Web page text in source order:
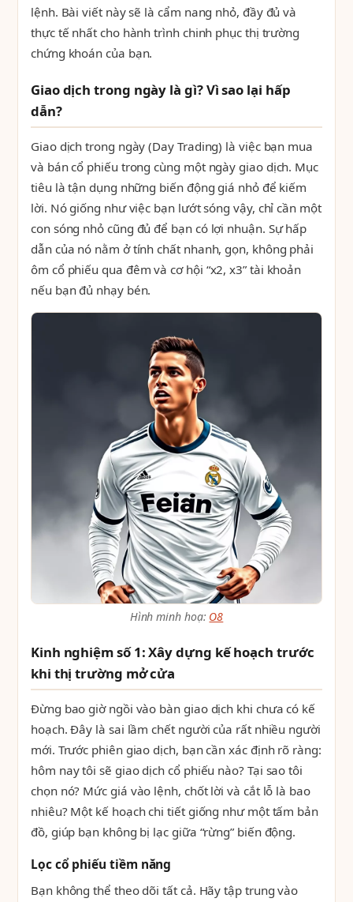
lệnh. Bài viết này sẽ là cẩm nang nhỏ, đầy đủ và
thực tế nhất cho hành trình chinh phục thị trường
chứng khoán của bạn.
Giao dịch trong ngày là gì? Vì sao lại hấp
dẫn?
Giao dịch trong ngày (Day Trading) là việc bạn mua
và bán cổ phiếu trong cùng một ngày giao dịch. Mục
tiêu là tận dụng những biến động giá nhỏ để kiếm
lời. Nó giống như việc bạn lướt sóng vậy, chỉ cần một
con sóng nhỏ cũng đủ để bạn có lợi nhuận. Sự hấp
dẫn của nó nằm ở tính chất nhanh, gọn, không phải
ôm cổ phiếu qua đêm và cơ hội “x2, x3” tài khoản
nếu bạn đủ nhạy bén.
Hình minh hoạ: O8
Kinh nghiệm số 1: Xây dựng kế hoạch trước
khi thị trường mở cửa
Đừng bao giờ ngồi vào bàn giao dịch khi chưa có kế
hoạch. Đây là sai lầm chết người của rất nhiều người
mới. Trước phiên giao dịch, bạn cần xác định rõ ràng:
hôm nay tôi sẽ giao dịch cổ phiếu nào? Tại sao tôi
chọn nó? Mức giá vào lệnh, chốt lời và cắt lỗ là bao
nhiêu? Một kế hoạch chi tiết giống như một tấm bản
đồ, giúp bạn không bị lạc giữa “rừng” biến động.
Lọc cổ phiếu tiềm năng
Bạn không thể theo dõi tất cả. Hãy tập trung vào